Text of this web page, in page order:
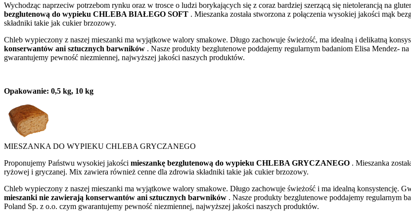
Wychodząc naprzeciw potrzebom rynku oraz w trosce o ludzi borykających się z coraz bardziej szerzącą się nietolerancją na
bezglutenową do wypieku CHLEBA BIAŁEGO SOFT . Mieszanka została stworzona z połączenia wysokiej jakości mąk
składniki takie jak cukier brzozowy.
Chleb wypieczony z naszej mieszanki ma wyjątkowe walory smakowe. Długo zachowuje świeżość, ma idealną i delikatną
konserwantów ani sztucznych barwników . Nasze produkty bezglutenowe poddajemy regularnym badaniom Elisa Mendez-
gwarantujemy pewność niezmiennej, najwyższej jakości naszych produktów.
Opakowanie: 0,5 kg, 10 kg
MIESZANKA DO WYPIEKU CHLEBA GRYCZANEGO
Proponujemy Państwu wysokiej jakości mieszankę bezglutenową do wypieku CHLEBA GRYCZANEGO . Mieszanka
ryżowej i gryczanej. Mix zawiera również cenne dla zdrowia składniki takie jak cukier brzozowy.
Chleb wypieczony z naszej mieszanki ma wyjątkowe walory smakowe. Długo zachowuje świeżość i ma idealną konsystencję.
mieszanki nie zawierają konserwantów ani sztucznych barwników . Nasze produkty bezglutenowe poddajemy regularnym
Poland Sp. z o.o. czym gwarantujemy pewność niezmiennej, najwyższej jakości naszych produktów.